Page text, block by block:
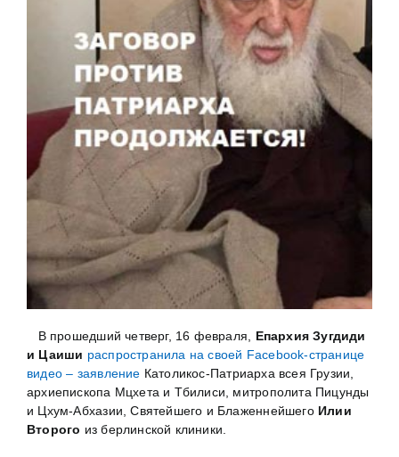
В прошедший четверг, 16 февраля, Епархия Зугдиди
и Цаиши распространила на своей Facebook-странице
видео – заявление Католикос-Патриарха всея Грузии,
архиепископа Мцхета и Тбилиси, митрополита Пицунды
и Цхум-Абхазии, Святейшего и Блаженнейшего Илии
Второго из берлинской клиники.